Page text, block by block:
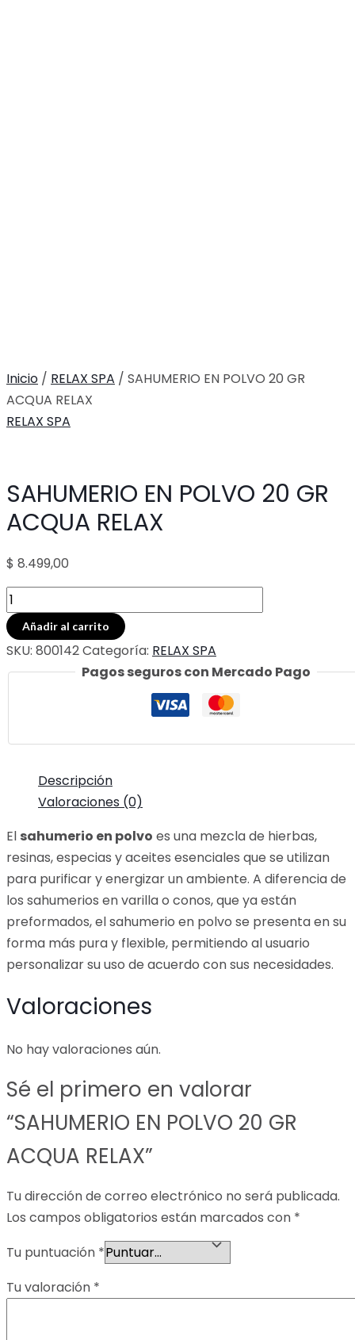
Inicio / RELAX SPA / SAHUMERIO EN POLVO 20 GR
ACQUA RELAX
RELAX SPA
SAHUMERIO EN POLVO 20 GR
ACQUA RELAX
$ 8.499,00
SAHUMERIO
EN
POLVO
20
cantidad
Añadir al carrito
SKU: 800142Categoría: RELAX SPA
Pagos seguros con Mercado Pago
Descripción
Valoraciones (0)
El sahumerio en polvo es una mezcla de hierbas,
resinas, especias y aceites esenciales que se utilizan
para purificar y energizar un ambiente. A diferencia de
los sahumerios en varilla o conos, que ya están
preformados, el sahumerio en polvo se presenta en su
forma más pura y flexible, permitiendo al usuario
personalizar su uso de acuerdo con sus necesidades.
Valoraciones
No hay valoraciones aún.
Sé el primero en valorar
“SAHUMERIO EN POLVO 20 GR
ACQUA RELAX”
Tu dirección de correo electrónico no será publicada.
Los campos obligatorios están marcados con *
Tu puntuación *
Tu valoración *